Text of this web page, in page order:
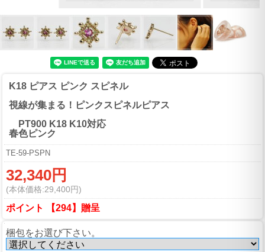
K18 ピアス ピンク スピネル
視線が集まる！ピンクスピネルピアス
PT900 K18 K10対応
春色ピンク
TE-59-PSPN
32,340円
(本体価格:29,400円)
ポイント 【294】贈呈
梱包をお選び下さい。